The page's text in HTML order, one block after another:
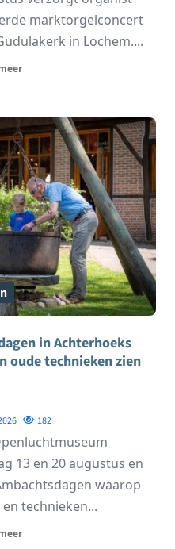
marktorgelconcert
in Lochem....
in Achterhoeks
oude technieken zien
182
13 en 20 augustus en
waarop
technieken...